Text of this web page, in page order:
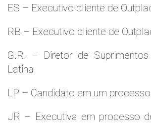
ES – Executivo cliente de
RB – Executivo cliente de
G.R. – Diretor de
Latina
LP – Candidato em um
JR – Executiva em processo